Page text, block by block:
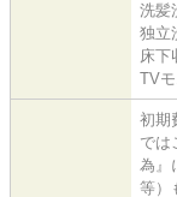
洗髪
独立
床下
TV
初期
では
為』
等）